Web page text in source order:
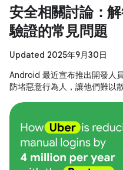
安全相關討論：
驗證的常見問題
Updated 2025年9月30日
Android 最近宣布推出開發人
防堵惡意行為人，讓他們難以散